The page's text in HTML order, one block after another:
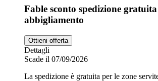
Fable sconto spedizione gratuita
abbigliamento
Ottieni offerta
Dettagli
Scade il 07/09/2026
La spedizione è gratuita per le zone